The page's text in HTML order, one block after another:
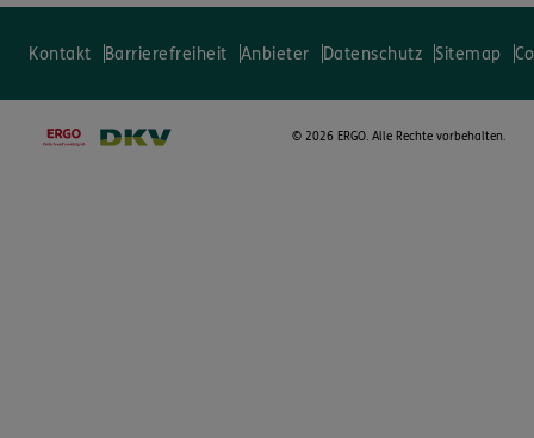
Kontakt Barrierefreiheit Anbieter Datenschutz Sitemap
© 2026 ERGO. Alle Rechte vorbehalten.